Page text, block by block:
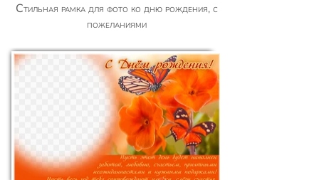
Стильная рамка для фото ко дню рождения, с
пожеланиями